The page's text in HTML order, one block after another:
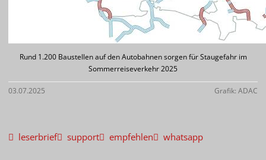
Rund 1.200 Baustellen auf den Autobahnen sorgen für Staugefahr im
Sommerreiseverkehr 2025
03.07.2025 Grafik: ADAC
leserbrief support empfehlen whatsapp